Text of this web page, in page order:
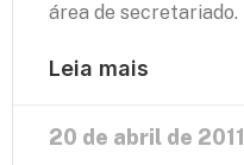
área de secretariado.
Leia mais
20 de abril de 2011